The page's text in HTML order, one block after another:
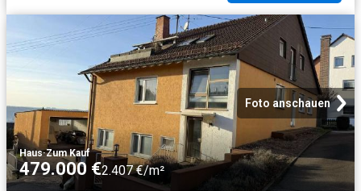
Foto anschauen
Haus·Zum Kauf
479.000 €2.407 €/m²